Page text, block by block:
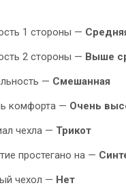
1 стороны —
2 стороны — Выше
— Смешанная
комфорта — Очень
чехла — Трикот
простегано на —
чехол — Нет